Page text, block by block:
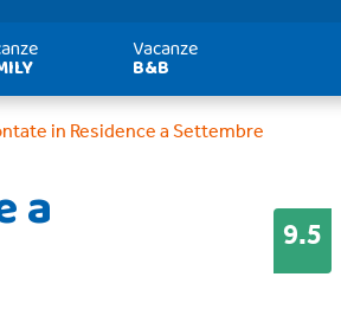
Vacanze
B&B
in Residence a Settembre
a 9.5